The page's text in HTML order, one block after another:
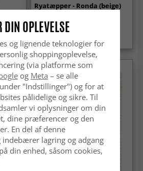
Ryatæpper - Ronda (beige)
kr.299
OPLEVELSE
og lignende teknologier for
shoppingoplevelse,
(via platforme som
og Meta – se alle
"Indstillinger") og for at
pålidelige og sikre. Til
vi oplysninger om din
dine præferencer og den
En del af denne
indebærer lagring og adgang
din enhed, såsom cookies,